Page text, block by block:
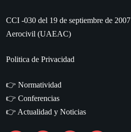
CCI -030 del 19 de septiembre de 2007
Aerocivil (UAEAC)
Politica de Privacidad
👉 Normatividad
👉 Conferencias
👉 Actualidad y Noticias